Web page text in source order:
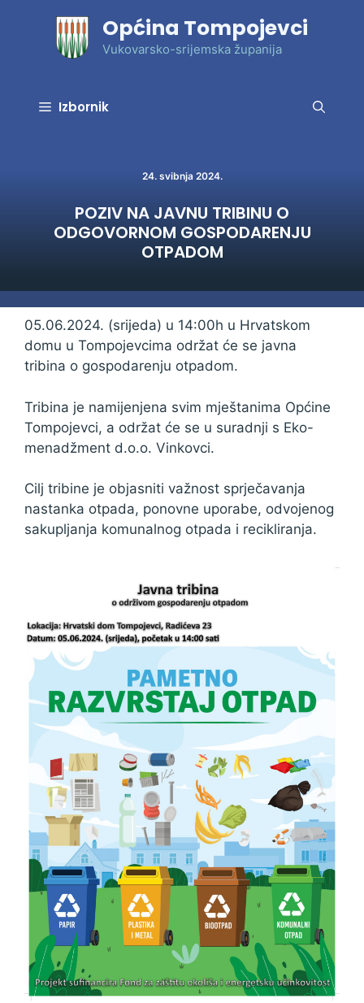
Općina Tompojevci
Vukovarsko-srijemska županija
Izbornik
24. svibnja 2024.
POZIV NA JAVNU TRIBINU O
ODGOVORNOM GOSPODARENJU
OTPADOM
05.06.2024. (srijeda) u 14:00h u Hrvatskom
domu u Tompojevcima održat će se javna
tribina o gospodarenju otpadom.
Tribina je namijenjena svim mještanima Općine
Tompojevci, a održat će se u suradnji s Eko-
menadžment d.o.o. Vinkovci.
Cilj tribine je objasniti važnost sprječavanja
nastanka otpada, ponovne uporabe, odvojenog
sakupljanja komunalnog otpada i recikliranja.